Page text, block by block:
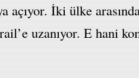
açıyor. İki ülke
uzanıyor. E hani